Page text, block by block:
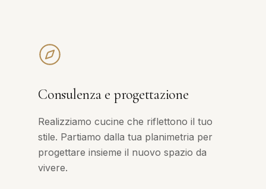
Consulenza e progettazione
Realizziamo cucine che riflettono il tuo
stile. Partiamo dalla tua planimetria per
progettare insieme il nuovo spazio da
vivere.